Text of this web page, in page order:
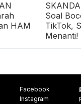
HAM
Soal
TikTok,
Menanti!
Facebook
Instagram